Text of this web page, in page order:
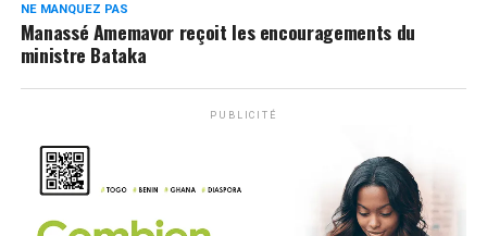
NE MANQUEZ PAS
Manassé Amemavor reçoit les encouragements du
ministre Bataka
PUBLICITÉ